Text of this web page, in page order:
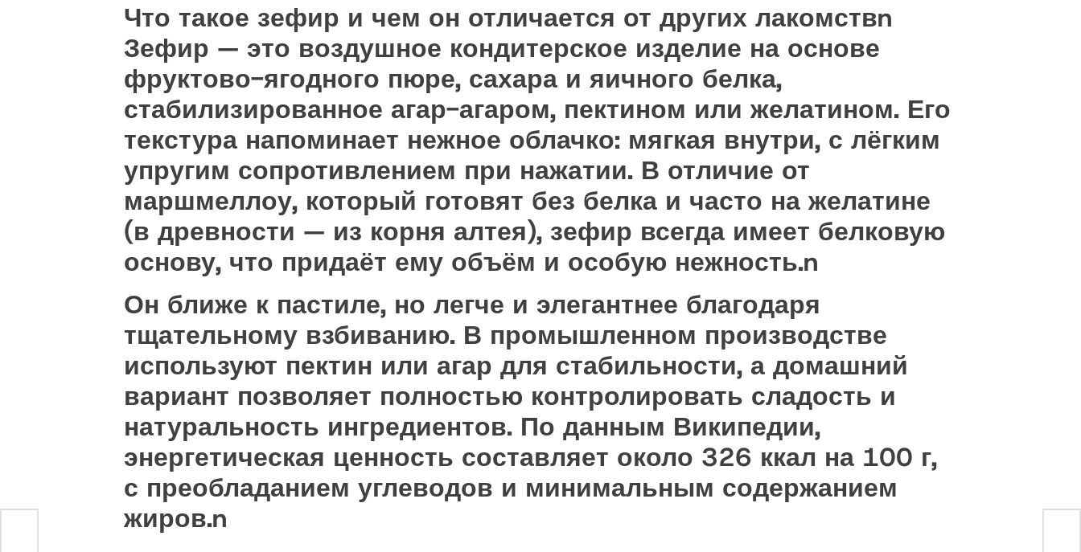
Что такое зефир и чем он отличается от других лакомствn
Зефир — это воздушное кондитерское изделие на основе
фруктово-ягодного пюре, сахара и яичного белка,
стабилизированное агар-агаром, пектином или желатином. Его
текстура напоминает нежное облачко: мягкая внутри, с лёгким
упругим сопротивлением при нажатии. В отличие от
маршмеллоу, который готовят без белка и часто на желатине
(в древности — из корня алтея), зефир всегда имеет белковую
основу, что придаёт ему объём и особую нежность.n
Он ближе к пастиле, но легче и элегантнее благодаря
тщательному взбиванию. В промышленном производстве
используют пектин или агар для стабильности, а домашний
вариант позволяет полностью контролировать сладость и
натуральность ингредиентов. По данным Википедии,
энергетическая ценность составляет около 326 ккал на 100 г,
с преобладанием углеводов и минимальным содержанием
жиров.n